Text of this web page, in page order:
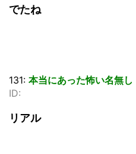
でたね
131: 本当にあった怖い名無し
ID:
リアル